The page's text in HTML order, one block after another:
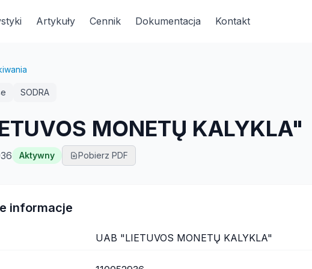
Artykuły Cennik Dokumentacja Kontakt
SODRA
MONETŲ KALYKLA"
Aktywny Pobierz PDF
informacje
UAB "LIETUVOS MONETŲ KALYKLA"